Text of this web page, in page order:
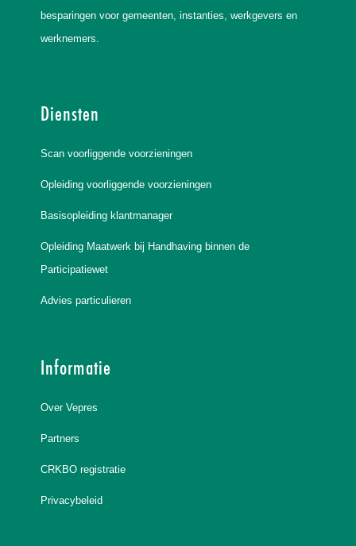
besparingen voor gemeenten, instanties, werkgevers en
werknemers.
Diensten
Scan voorliggende voorzieningen
Opleiding voorliggende voorzieningen
Basisopleiding klantmanager
Opleiding Maatwerk bij Handhaving binnen de
Participatiewet
Advies particulieren
Informatie
Over Vepres
Partners
CRKBO registratie
Privacybeleid